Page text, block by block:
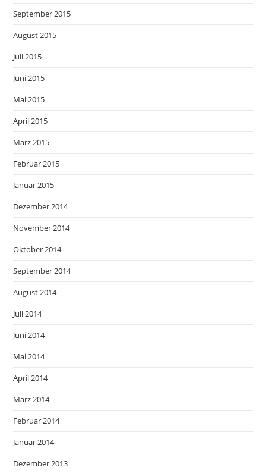
September 2015
August 2015
Juli 2015
Juni 2015
Mai 2015
April 2015
März 2015
Februar 2015
Januar 2015
Dezember 2014
November 2014
Oktober 2014
September 2014
August 2014
Juli 2014
Juni 2014
Mai 2014
April 2014
März 2014
Februar 2014
Januar 2014
Dezember 2013